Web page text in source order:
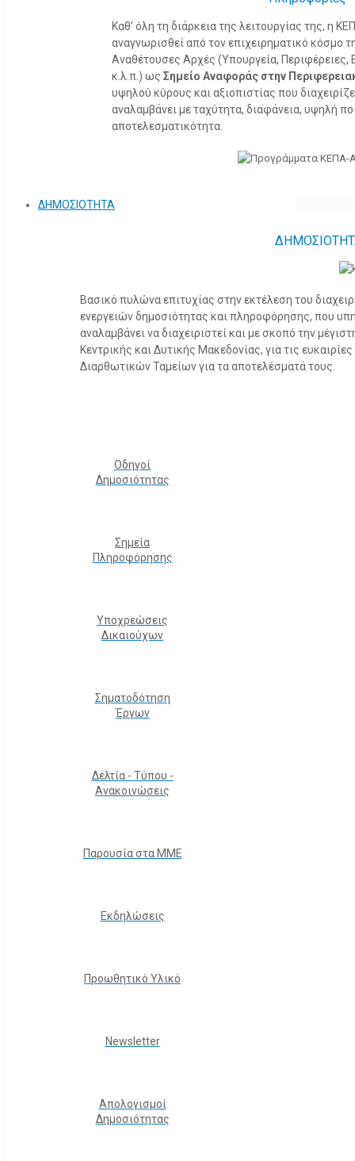
Καθ’ όλη τη διάρκεια της λειτουργίας της, η
αναγνωρισθεί από τον επιχειρηματικό κόσμο
Αναθέτουσες Αρχές (Υπουργεία, Περιφέρειες,
κ.λ.π.) ως Σημείο Αναφοράς στην
υψηλού κύρους και αξιοπιστίας που
αναλαμβάνει με ταχύτητα, διαφάνεια, υψηλή
αποτελεσματικότητα.
ΔΗΜΟΣΙΟΤΗΤΑ
Βασικό πυλώνα επιτυχίας στην εκτέλεση του
ενεργειών δημοσιότητας και πληροφόρησης, που
αναλαμβάνει να διαχειριστεί και με σκοπό την
Κεντρικής και Δυτικής Μακεδονίας, για τις
Διαρθωτικών Ταμείων για τα αποτελέσματά τους.
Οδηγοί
Δημοσιότητας
Σημεία
Πληροφόρησης
Υποχρεώσεις
Δικαιούχων
Σηματοδότηση
Έργων
Δελτία - Τύπου -
Ανακοινώσεις
Παρουσία στα ΜΜΕ
Εκδηλώσεις
Προωθητικό Υλικό
Νewsletter
Απολογισμοί
Δημοσιότητας